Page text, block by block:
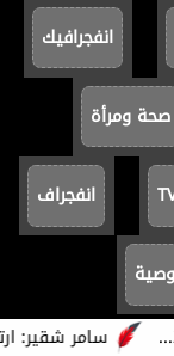
سامر شقير:
انفجرافيك
صحة ومرأة
انفجراف